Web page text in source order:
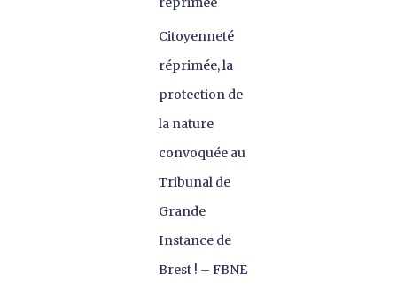
Citoyenneté
réprimée, la
protection de
la nature
convoquée au
Tribunal de
Grande
Instance de
Brest ! – FBNE